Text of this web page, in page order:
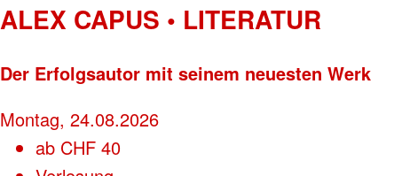
ALEX CAPUS • LITERATUR
Der Erfolgsautor mit seinem neuesten Werk
Montag, 24.08.2026
ab CHF 40